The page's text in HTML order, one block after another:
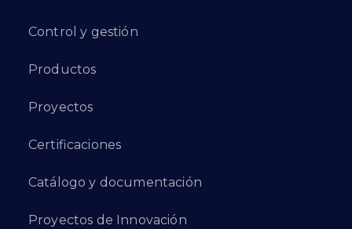
Control y gestión
Productos
Proyectos
Certificaciones
Catálogo y documentación
Proyectos de Innovación